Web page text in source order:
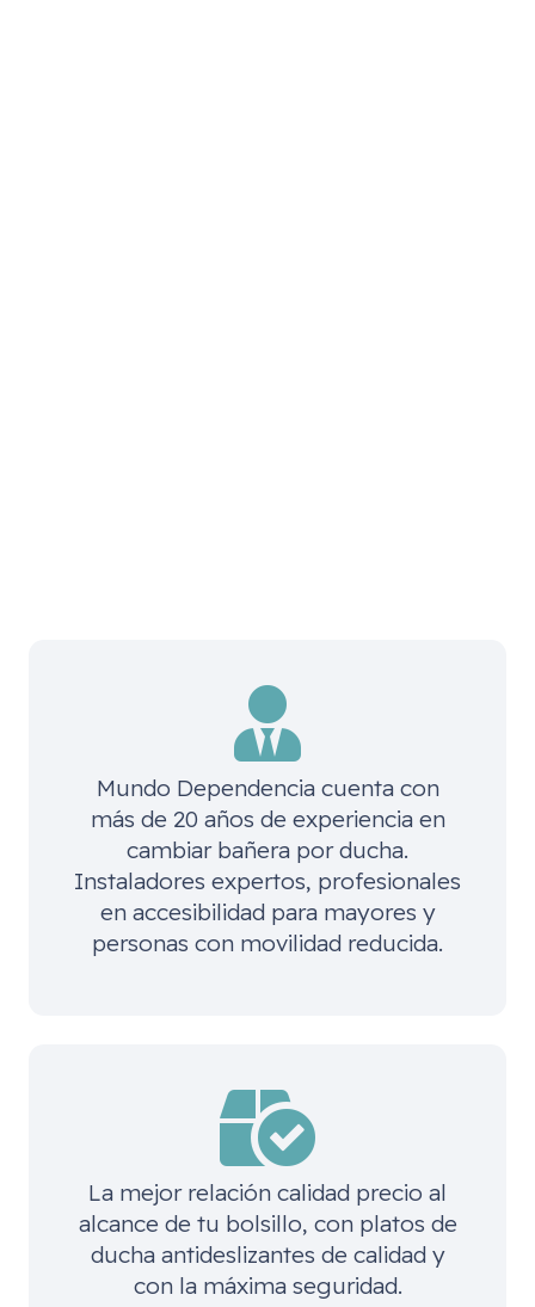
Mundo Dependencia cuenta con
más de 20 años de experiencia en
cambiar bañera por ducha.
Instaladores expertos, profesionales
en accesibilidad para mayores y
personas con movilidad reducida.
La mejor relación calidad precio al
alcance de tu bolsillo, con platos de
ducha antideslizantes de calidad y
con la máxima seguridad.